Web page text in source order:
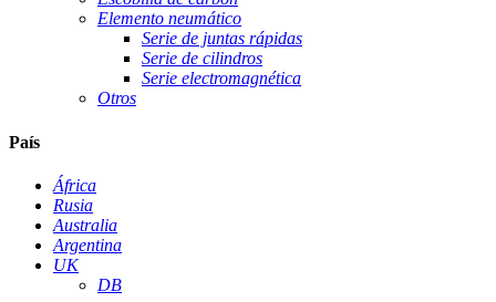
Elemento neumático
Serie de juntas rápidas
Serie de cilindros
Serie electromagnética
Otros
País
África
Rusia
Australia
Argentina
UK
DB